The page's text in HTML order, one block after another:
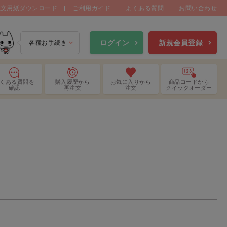
用紙ダウンロード ご利用ガイド よくある質問 お問い合わせ
各種お手続き ログイン 新規会員登録
ある質問 を
確認
購入履歴から
再注文
お気に入り から
注文
商品コードから
クイックオーダー